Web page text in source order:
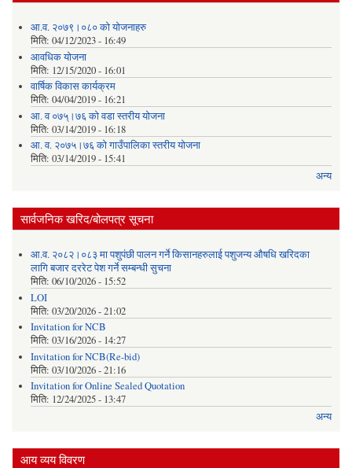
आ.व. २०७९।०८० को योजनाहरु
मिति: 04/12/2023 - 16:49
आवधिक योजना
मिति: 12/15/2020 - 16:01
वार्षिक विकास कार्यक्रम
मिति: 04/04/2019 - 16:21
आ. व ०७५्।७६ को वडा स्तरीय योजना
मिति: 03/14/2019 - 16:18
आ. व. २०७५।७६ को गाउँपालिका स्तरीय योजना
मिति: 03/14/2019 - 15:41
अन्य
सार्वजनिक खरिद/बोलपत्र सूचना
आ.व. २०८२।०८३ मा पशुपंछी पालन गर्ने किसानहरुलाई पशुजन्य औषधि खरिदका
लागि बजार दररेट पेश गर्ने सम्बन्धी सुचना
मिति: 06/10/2026 - 15:52
LOI
मिति: 03/20/2026 - 21:02
Invitation for NCB
मिति: 03/16/2026 - 14:27
Invitation for NCB(Re-bid)
मिति: 03/10/2026 - 21:16
Invitation for Online Sealed Quotation
मिति: 12/24/2025 - 13:47
अन्य
आय व्यय विवरण